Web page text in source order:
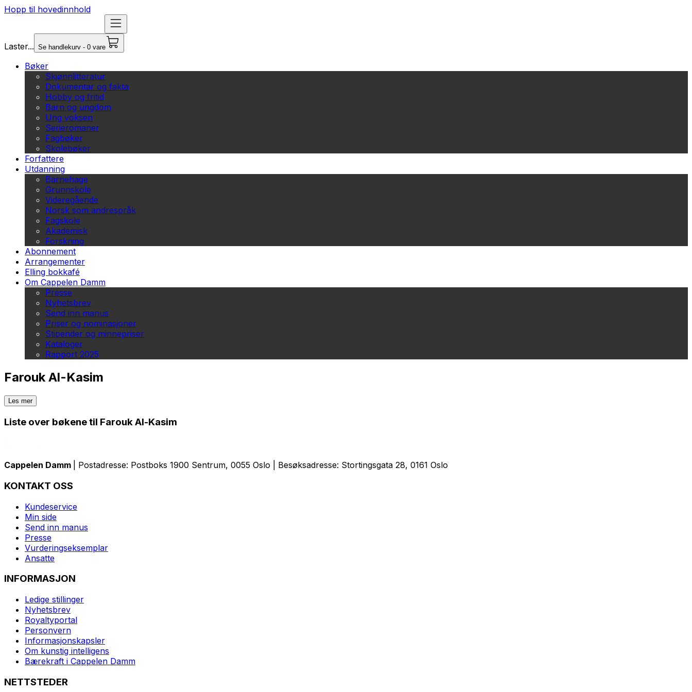
Hopp til hovedinnhold
Laster... Se handlekurv - 0 vare
Bøker
Skjønnlitteratur
Dokumentar og fakta
Hobby og fritid
Barn og ungdom
Ung voksen
Serieromaner
Fagbøker
Skolebøker
Forfattere
Utdanning
Barnehage
Grunnskole
Videregående
Norsk som andrespråk
Fagskole
Akademisk
Forskning
Abonnement
Arrangementer
Elling bokkafé
Om Cappelen Damm
Presse
Nyhetsbrev
Send inn manus
Priser og nominasjoner
Stipender og minnepriser
Kataloger
Rapport 2025
Farouk Al-Kasim
Les mer
Liste over bøkene til Farouk Al-Kasim
Cappelen Damm | Postadresse: Postboks 1900 Sentrum, 0055 Oslo | Besøksadresse: Stortingsgata 28, 0161 Oslo
KONTAKT OSS
Kundeservice
Min side
Send inn manus
Presse
Vurderingseksemplar
Ansatte
INFORMASJON
Ledige stillinger
Nyhetsbrev
Royaltyportal
Personvern
Informasjonskapsler
Om kunstig intelligens
Bærekraft i Cappelen Damm
NETTSTEDER